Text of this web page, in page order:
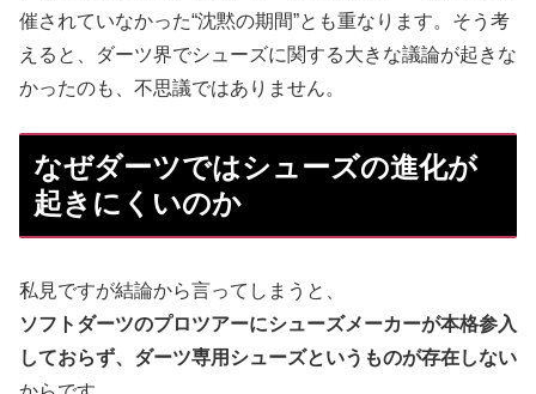
催されていなかった“沈黙の期間”とも重なります。そう考
えると、ダーツ界でシューズに関する大きな議論が起きな
かったのも、不思議ではありません。
なぜダーツではシューズの進化が
起きにくいのか
私見ですが結論から言ってしまうと、
ソフトダーツのプロツアーにシューズメーカーが本格参入
しておらず、ダーツ専用シューズというものが存在しない